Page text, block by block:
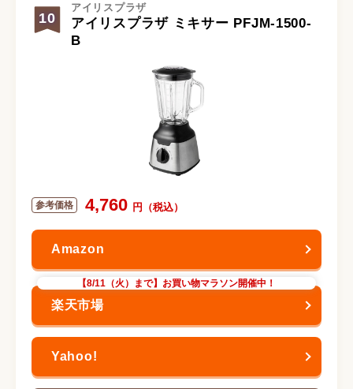
10
アイリスプラザ
アイリスプラザ ミキサー PFJM-1500-
B
4,760
【8/11（火）まで】お買い物マラソン開催中！